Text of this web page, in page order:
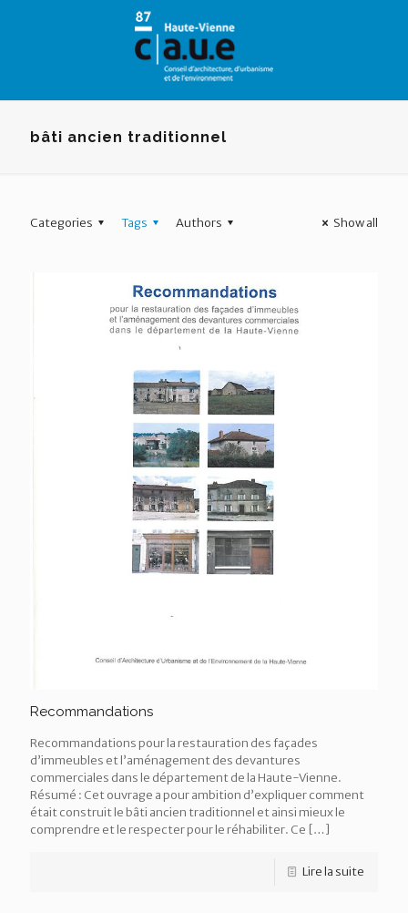
bâti ancien traditionnel
Categories Tags Authors Show all
Recommandations
Recommandations pour la restauration des façades
d’immeubles et l’aménagement des devantures
commerciales dans le département de la Haute-Vienne.
Résumé : Cet ouvrage a pour ambition d’expliquer comment
était construit le bâti ancien traditionnel et ainsi mieux le
comprendre et le respecter pour le réhabiliter. Ce […]
Lire la suite
Panneau de gestion des cookies